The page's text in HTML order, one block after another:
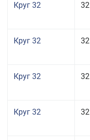
Круг 32 32
Круг 32 32
Круг 32 32
Круг 32 32